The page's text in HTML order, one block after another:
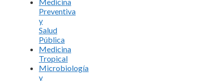
Preventiva
y
Salud
Pública
Medicina
Tropical
Microbiología
y